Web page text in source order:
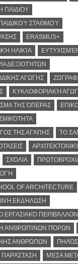
ΠΑΙΔΙΟΥ
ΣΤΑΘΜΟΎ
ERASMUS+
ΗΛΙΚΊΑ
ΔΕΞΙΟΤΉΤΩΝ
ΑΓΩΓΗΣ
ΚΥΚΛΟΦΟΡΙΑΚΉ
ΤΗΣ ΌΠΕΡΑΣ
ΤΗΣ ΑΓΆΠΗΣ
ΤΟ
ΣΧΌΛΙΑ
OF ARCHITECTURE
ΕΚΔΉΛΩΣΗ
ΕΡΓΑΣΙΑΚΌ ΠΕΡΙΒΆΛΛΟΝ
ΑΝΘΡΩΠΊΝΩΝ ΠΌΡΩΝ
ΑΝΘΡΏΠΩΝ
ΠΗΛΌΣ
ΠΑΡΆΣΤΑΣΗ
ΜΈΣΑ